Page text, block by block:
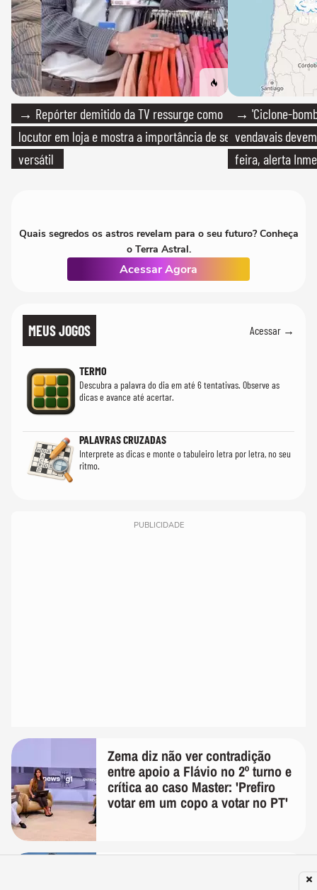
→ Repórter demitido da TV ressurge como
locutor em loja e mostra a importância de ser
versátil
→ 'Ciclone-
vendavais
feira, alerta
Quais segredos os astros revelam para o seu futuro? Conheça
o Terra Astral.
Acessar Agora
MEUS JOGOS Acessar →
TERMO
Descubra a palavra do dia em até 6 tentativas. Observe as
dicas e avance até acertar.
PALAVRAS CRUZADAS
Interprete as dicas e monte o tabuleiro letra por letra, no seu
ritmo.
PUBLICIDADE
Zema diz não ver contradição
entre apoio a Flávio no 2º turno e
crítica ao caso Master: 'Prefiro
votar em um copo a votar no PT'